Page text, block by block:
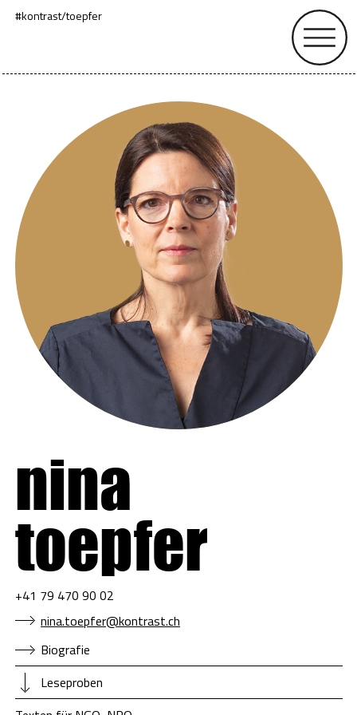
#kontrast/toepfer
nina
toepfer
+41 79 470 90 02
nina.toepfer@kontrast.ch
Biografie
Leseproben